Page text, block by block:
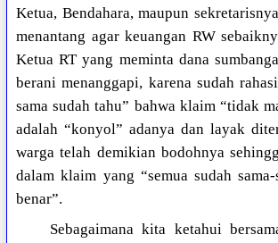
Ketua, Bendahara, maupun
menantang agar keuangan RW
Ketua RT yang meminta dana
berani menanggapi, karena sudah
sama sudah tahu” bahwa klaim “tidak
adalah “konyol” adanya dan layak
warga telah demikian bodohnya
dalam klaim yang “semua sudah
benar”.
Sebagaimana kita ketahui